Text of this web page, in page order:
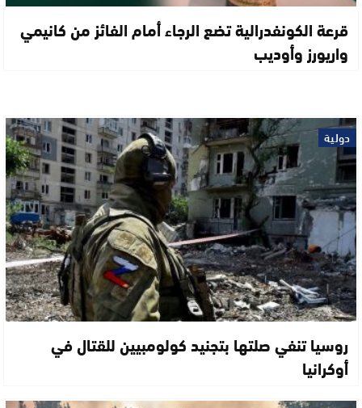
قرعة الكونفدرالية تضع الرجاء أمام الفائز من كانيمي
واريورز وأوديب
دولية
روسيا تنفي صلتها بتجنيد كولومبيين للقتال في
أوكرانيا